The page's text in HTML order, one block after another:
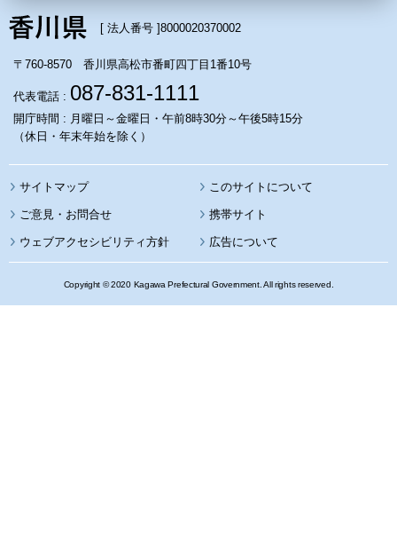
[ 法人番号 ]8000020370002
〒760-8570 香川県高松市番町四丁目1番10号
代表電話 : 087-831-1111
開庁時間 : 月曜日～金曜日・午前8時30分～午後5時15分
（休日・年末年始を除く）
サイトマップ このサイトについて
携帯サイト
ウェブアクセシビリティ方針 広告について
Copyright © 2020 Kagawa Prefectural Government. All rights reserved.